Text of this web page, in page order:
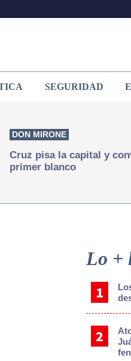
SEGURIDAD
DON MIRONE
Cruz pisa la capital y
primer blanco
Lo +